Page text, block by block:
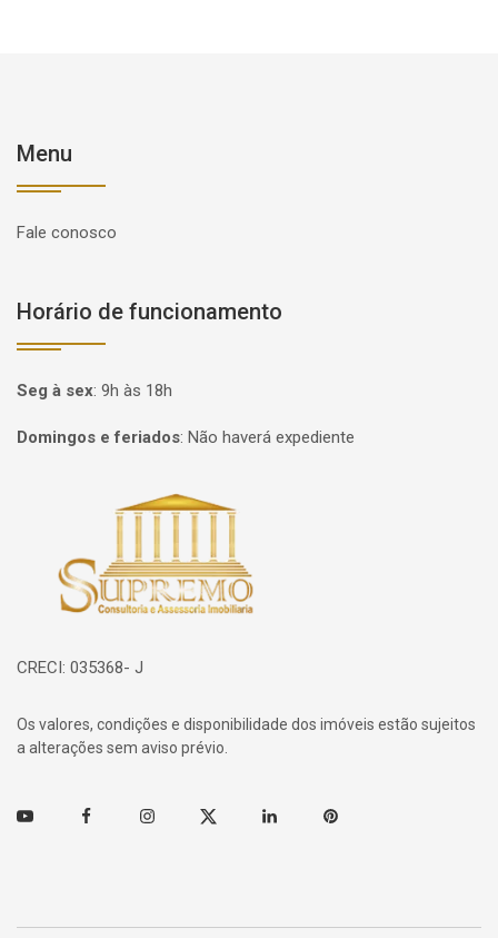
Menu
Fale conosco
Horário de funcionamento
Seg à sex: 9h às 18h
Domingos e feriados: Não haverá expediente
Página inicial
CRECI: 035368- J
Os valores, condições e disponibilidade dos imóveis estão sujeitos
a alterações sem aviso prévio.
Youtube FacebookInstagramTwitter Linkedin Pinterest